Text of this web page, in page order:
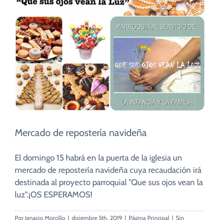
CUIDADO PASTORAL
FE CATÓLICA
COMUNITARIOS
CAMPUS
COLABORA
Mercado de repostería navideña
El domingo 15 habrá en la puerta de la iglesia un
mercado de repostería navideña cuya recaudación irá
destinada al proyecto parroquial "Que sus ojos vean la
luz".¡OS ESPERAMOS!
Por Ignacio Morcillo | diciembre 5th, 2019 | Página Principal | Sin